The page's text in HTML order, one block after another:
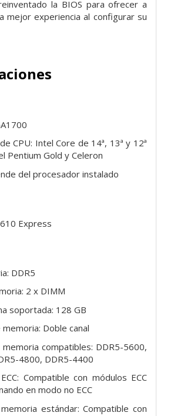
la BIOS para ofrecer a
mejor experiencia al configurar su
CPU: Intel Core de 14ª, 13ª y 12ª
Pentium Gold y Celeron
del procesador instalado
Express
DDR5
2 x DIMM
soportada: 128 GB
Doble canal
compatibles: DDR5-5600,
4800, DDR5-4400
Compatible con módulos ECC
en modo no ECC
estándar: Compatible con